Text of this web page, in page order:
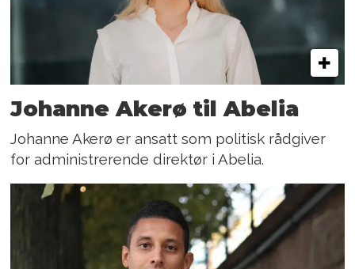
Johanne Akerø til Abelia
Johanne Akerø er ansatt som politisk rådgiver
for administrerende direktør i Abelia.